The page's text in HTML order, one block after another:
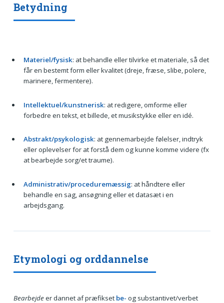
Betydning
Materiel/fysisk: at behandle eller tilvirke et materiale, så det
får en bestemt form eller kvalitet (dreje, fræse, slibe, polere,
marinere, fermentere).
Intellektuel/kunstnerisk: at redigere, omforme eller
forbedre en tekst, et billede, et musikstykke eller en idé.
Abstrakt/psykologisk: at gennemarbejde følelser, indtryk
eller oplevelser for at forstå dem og kunne komme videre (fx
at bearbejde sorg/et traume).
Administrativ/proceduremæssig: at håndtere eller
behandle en sag, ansøgning eller et datasæt i en
arbejdsgang.
Etymologi og orddannelse
Bearbejdeer dannet af præfikset be- og substantivet/verbet